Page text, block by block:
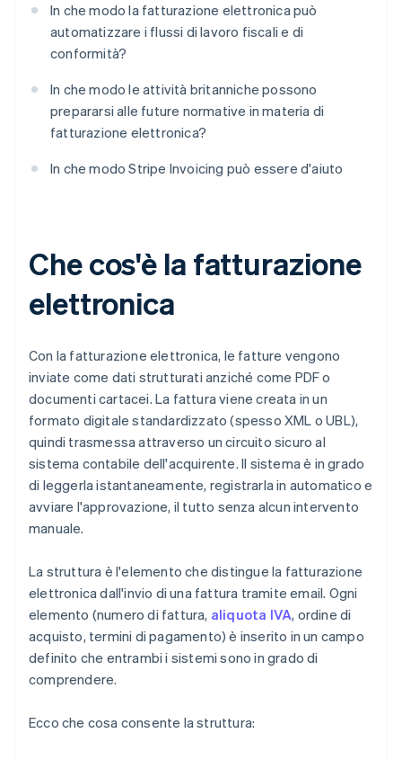
In che modo la fatturazione elettronica può
automatizzare i flussi di lavoro fiscali e di
conformità?
In che modo le attività britanniche possono
prepararsi alle future normative in materia di
fatturazione elettronica?
In che modo Stripe Invoicing può essere d'aiuto
Che cos'è la fatturazione
elettronica
Con la fatturazione elettronica, le fatture vengono
inviate come dati strutturati anziché come PDF o
documenti cartacei. La fattura viene creata in un
formato digitale standardizzato (spesso XML o UBL),
quindi trasmessa attraverso un circuito sicuro al
sistema contabile dell'acquirente. Il sistema è in grado
di leggerla istantaneamente, registrarla in automatico e
avviare l'approvazione, il tutto senza alcun intervento
manuale.
La struttura è l'elemento che distingue la fatturazione
elettronica dall'invio di una fattura tramite email. Ogni
elemento (numero di fattura, aliquota IVA, ordine di
acquisto, termini di pagamento) è inserito in un campo
definito che entrambi i sistemi sono in grado di
comprendere.
Ecco che cosa consente la struttura: